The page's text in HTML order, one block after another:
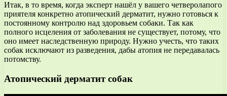
Итак, в то время, когда эксперт нашёл у вашего четверолапого
приятеля конкретно атопический дерматит, нужно готовься к
постоянному контролю над здоровьем собаки. Так как
полного исцеления от заболевания не существует, потому, что
оно имеет наследственную природу. Нужно учесть, что таких
собак исключают из разведения, дабы атопия не передавалась
потомству.
Атопический дерматит собак